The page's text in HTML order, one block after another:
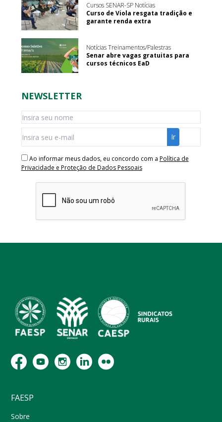
Cursos SENAR-SP Notícias
Curso de Viola resgata tradição e
garante renda extra
Notícias Treinamentos/Palestras
Senar abre vagas gratuitas para
cursos técnicos EaD
NEWSLETTER
Ao informar meus dados, eu concordo com a Política de
Privacidade e Proteção de Dados Pessoais
FAESP
Sobre